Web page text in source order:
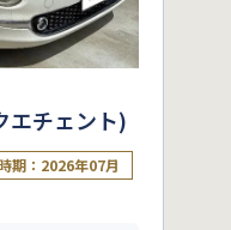
エチェント)
期：2026年07月